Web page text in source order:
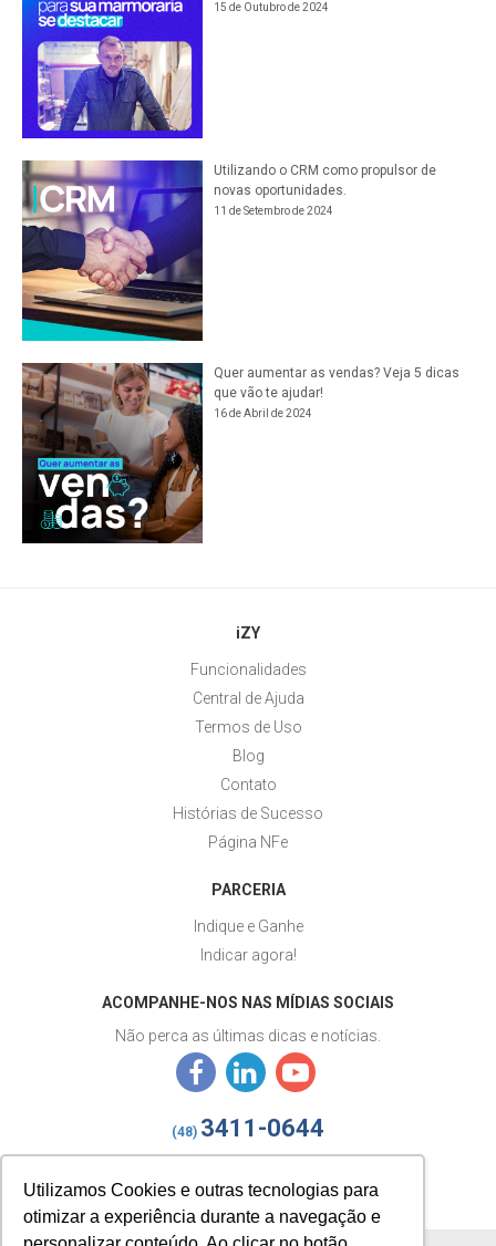
Utilizamos Cookies e outras tecnologias para
otimizar a experiência durante a navegação e
15 de Outubro de 2024
Utilizando o CRM como propulsor de
novas oportunidades.
11 de Setembro de 2024
Quer aumentar as vendas? Veja 5 dicas
que vão te ajudar!
16 de Abril de 2024
iZY
Funcionalidades
Central de Ajuda
Termos de Uso
Blog
Contato
Histórias de Sucesso
Página NFe
PARCERIA
Indique e Ganhe
Indicar agora!
ACOMPANHE-NOS NAS MÍDIAS SOCIAIS
Não perca as últimas dicas e notícias.
(48) 3411-0644
izy@gestaoizy.com.br